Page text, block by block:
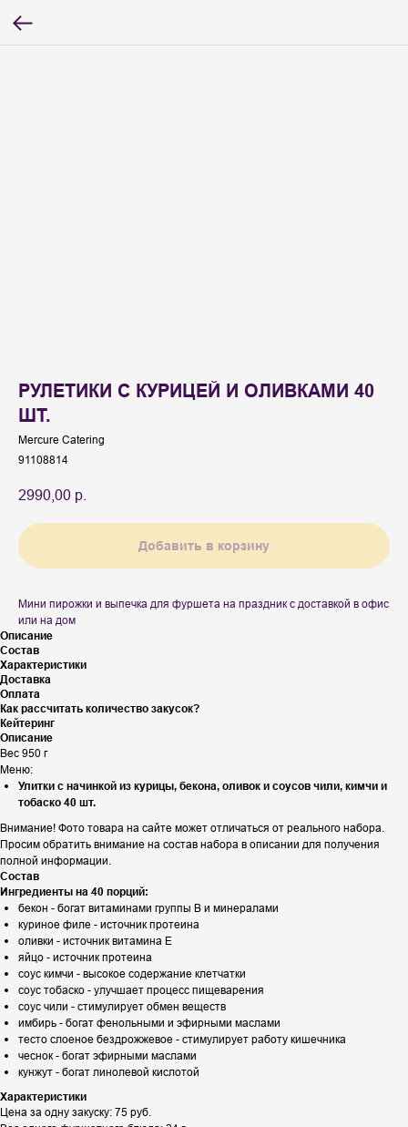
РУЛЕТИКИ С КУРИЦЕЙ И ОЛИВКАМИ 40
ШТ.
Mercure Catering
91108814
2990,00 р.
Добавить в корзину
Мини пирожки и выпечка для фуршета на праздник с доставкой в офис
или на дом
Описание
Состав
Характеристики
Доставка
Оплата
Как рассчитать количество закусок?
Кейтеринг
Описание
Вес 950 г
Меню:
Улитки с начинкой из курицы, бекона, оливок и соусов чили, кимчи и
тобаско 40 шт.
Внимание! Фото товара на сайте может отличаться от реального набора.
Просим обратить внимание на состав набора в описании для получения
полной информации.
Состав
Ингредиенты на 40 порций:
бекон - богат витаминами группы B и минералами
куриное филе - источник протеина
оливки - источник витамина Е
яйцо - источник протеина
соус кимчи - высокое содержание клетчатки
соус тобаско - улучшает процесс пищеварения
соус чили - стимулирует обмен веществ
имбирь - богат фенольными и эфирными маслами
тесто слоеное бездрожжевое - стимулирует работу кишечника
чеснок - богат эфирными маслами
кунжут - богат линолевой кислотой
Характеристики
Цена за одну закуску: 75 руб.